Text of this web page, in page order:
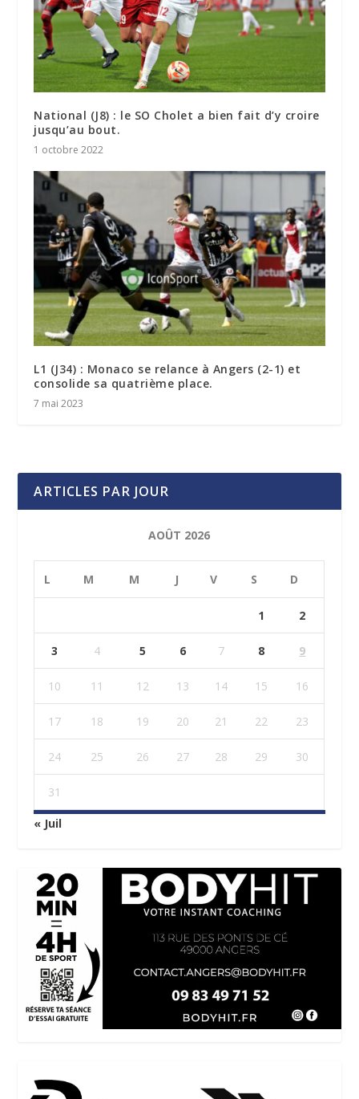
National (J8) : le SO Cholet a bien fait d’y croire
jusqu’au bout.
1 octobre 2022
L1 (J34) : Monaco se relance à Angers (2-1) et
consolide sa quatrième place.
7 mai 2023
ARTICLES PAR JOUR
AOÛT 2026
L M M J V S D
1 2
3 4 5 6 7 8 9
10 11 12 13 14 15 16
17 18 19 20 21 22 23
24 25 26 27 28 29 30
31
« Juil